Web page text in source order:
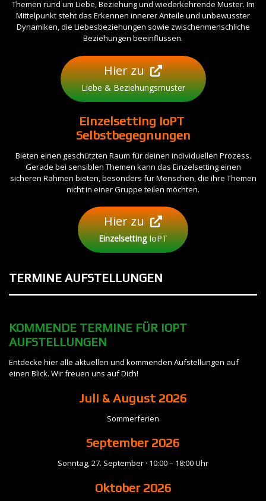
Themen rund um Liebe, Beziehung und wiederkehrende Muster. Im
Mittelpunkt steht das Erkennen innerer Anteile und unbewusster
Dynamiken, die Liebesbeziehungen sowie zwischenmenschliche
Beziehungen beeinflussen.
Hier zu
Liebe & Beziehungsmuster
Einzelsetting IoPT
Selbstbegegnungen
Bieten einen geschützten Raum für deinen individuellen Prozess.
Gerade bei sensiblen Themen kann das Einzelsetting einen
sicheren Rahmen bieten, besonders für Menschen, die ihre Themen
nicht in einer Gruppe teilen möchten.
Hier zu
EinzelsettingIoPT
TERMINE AUFSTELLUNGEN
KOMMENDE TERMINE FÜR IOPT
AUFSTELLUNGEN
Entdecke hier alle aktuellen und kommenden Aufstellungen auf
einen Blick. Wir freuen uns auf Dich!
Juli & August 2026
Sommerferien
September2026
Sonntag, 27. September · 10:00 – 18:00 Uhr
Oktober 2026